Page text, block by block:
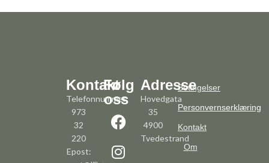
Kontakt
Telefonnummer:
973
32
220
Epost:
Følg
oss
Adresse
Hovedgata
35
4900
Tvedestrand
Betingelser
Personvernserklæring
Kontakt
Om